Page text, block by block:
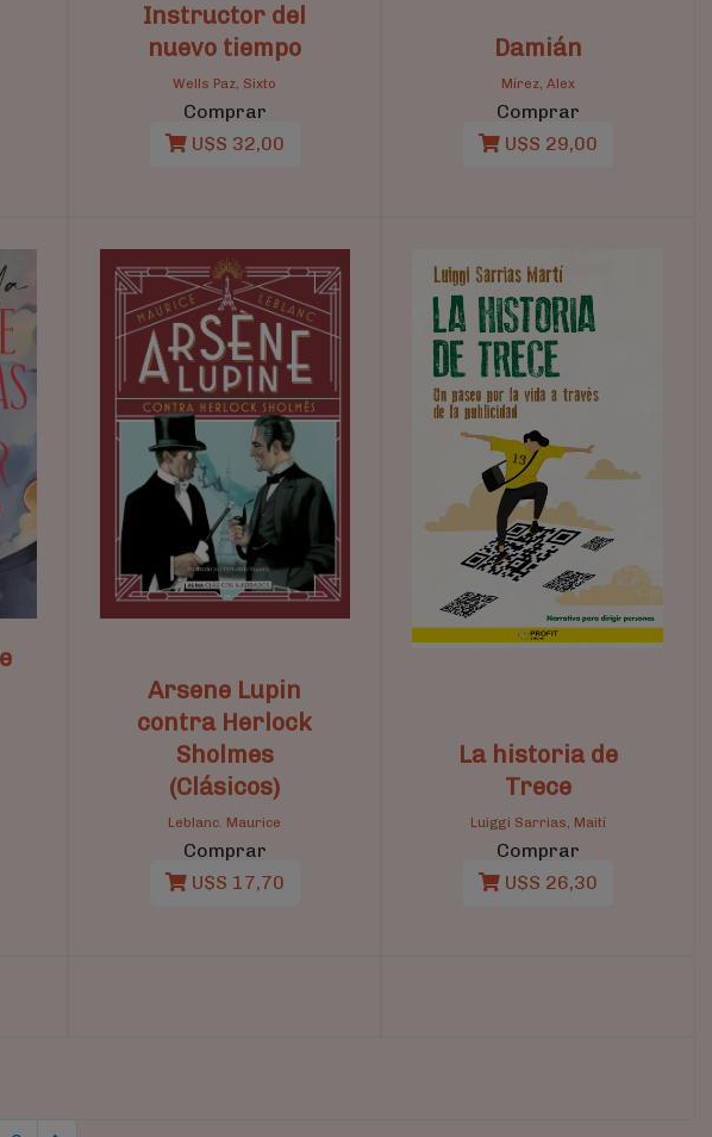
Instructor del
nuevo tiempo
Wells Paz, Sixto
Comprar
U$S 32,00
Damián
Mírez, Alex
Comprar
U$S 29,00
Arsene Lupin
contra Herlock
Sholmes
(Clásicos)
Leblanc. Maurice
Comprar
U$S 17,70
La historia de
Trece
Luiggi Sarrias, Maití
Comprar
U$S 26,30